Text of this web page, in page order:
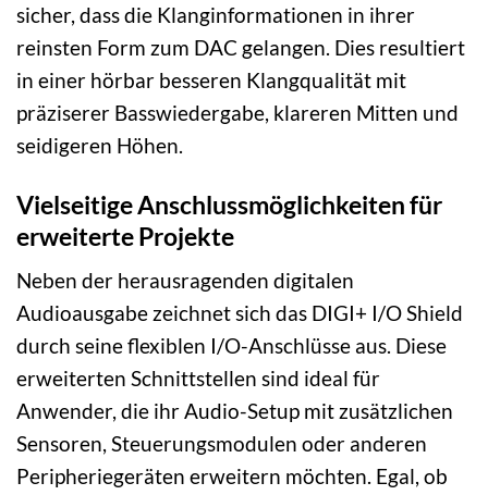
sicher, dass die Klanginformationen in ihrer
reinsten Form zum DAC gelangen. Dies resultiert
in einer hörbar besseren Klangqualität mit
präziserer Basswiedergabe, klareren Mitten und
seidigeren Höhen.
Vielseitige Anschlussmöglichkeiten für
erweiterte Projekte
Neben der herausragenden digitalen
Audioausgabe zeichnet sich das DIGI+ I/O Shield
durch seine flexiblen I/O-Anschlüsse aus. Diese
erweiterten Schnittstellen sind ideal für
Anwender, die ihr Audio-Setup mit zusätzlichen
Sensoren, Steuerungsmodulen oder anderen
Peripheriegeräten erweitern möchten. Egal, ob